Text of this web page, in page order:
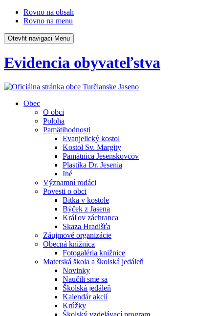
Rovno na obsah
Rovno na menu
Otevřit navigaci Menu
Evidencia obyvateľstva
Obec
O obci
Poloha
Pamätihodnosti
Evanjelický kostol
Kostol Sv. Margity
Pamätnica Jesenskovcov
Plastika Dr. Jesenia
Iné
Významní rodáci
Povesti o obci
Bitka v kostole
Býček z Jasena
Kráľov záchranca
Skaza Hradišťa
Záujmové organizácie
Obecná knižnica
Fotogaléria knižnice
Materská škola a školská jedáleň
Novinky
Naučili sme sa
Školská jedáleň
Kalendár akcií
Krúžky
Školský vzdelávací program